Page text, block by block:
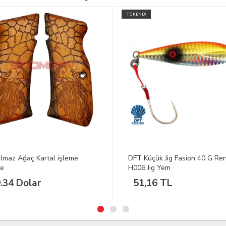
Jig Fasion 40 G Renk:
Yem
TL
25 Atar Havai Fişek Silver
25.00 Dolar